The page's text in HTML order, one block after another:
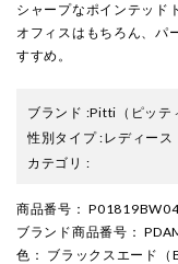
シャープなポインテッド
オフィスはもちろん、パ
すすめ。
ブランド :Pitti （ピッテ
性別タイプ:レディース
カテゴリ :
商品番号 ：
ブランド商品番号 ：
色 ： ブラックスエード（